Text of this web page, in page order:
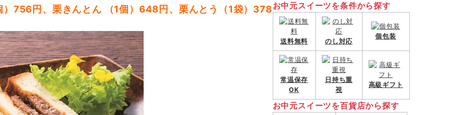
）756円、栗きんとん （1個）648円、栗んとう（1袋）378お中元スイーツを条件から探す
送料無料 のし対応
個包装
常温保存
OK
日持ち重
視
高級ギフト
お中元スイーツを百貨店から探す